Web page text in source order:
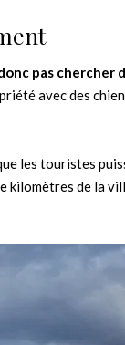
pas chercher
avec des
les touristes
kilomètres de la